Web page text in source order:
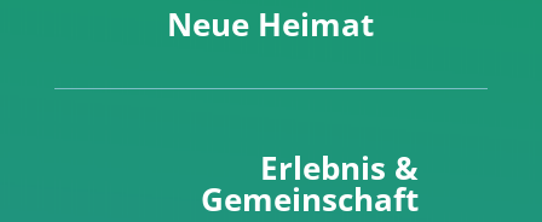
Neue Heimat
Erlebnis &
Gemeinschaft